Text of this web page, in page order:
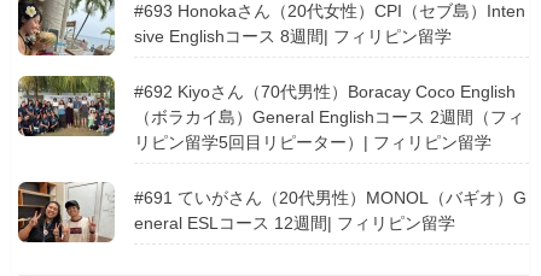
#693 Honokaさん（20代女性）CPI（セブ島）Inten
sive Englishコース 8週間| フィリピン留学
#692 Kiyoさん（70代男性）Boracay Coco English
（ボラカイ島）General Englishコース 2週間（フィ
リピン留学5回目リピーター）| フィリピン留学
#691 ていがさん（20代男性）MONOL（バギオ）G
eneral ESLコース 12週間| フィリピン留学